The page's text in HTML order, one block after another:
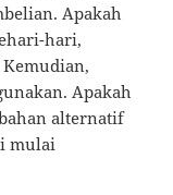
Apakah
hari,
Apakah
alternatif
mulai